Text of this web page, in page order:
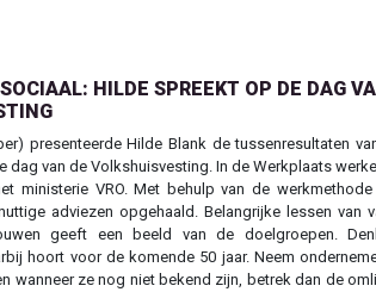
HILDE SPREEKT OP DE DAG
presenteerde Hilde Blank de tussenresultaten
dag van de Volkshuisvesting. In de Werkplaats
ministerie VRO. Met behulp van de
adviezen opgehaald. Belangrijke lessen van
geeft een beeld van de doelgroepen.
hoort voor de komende 50 jaar. Neem
wanneer ze nog niet bekend zijn, betrek dan de